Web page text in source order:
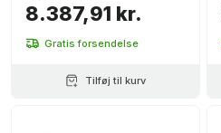
8.387,91 kr.
Gratis forsendelse
Tilføj til kurv